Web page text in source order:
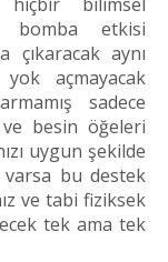
bomba etkisi
çıkaracak aynı
açmayacak
sadece
ve besin öğeleri
uygun şekilde
varsa bu destek
ve tabi fiziksek
tek ama tek